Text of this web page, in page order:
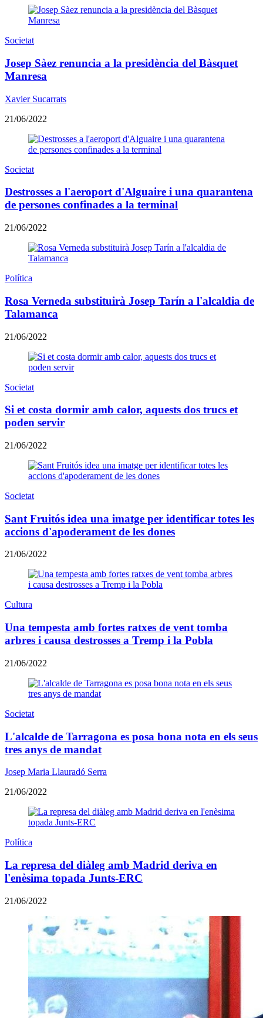
Societat
Josep Sàez renuncia a la presidència del Bàsquet
Manresa
Xavier Sucarrats
21/06/2022
Societat
Destrosses a l'aeroport d'Alguaire i una quarantena
de persones confinades a la terminal
21/06/2022
Política
Rosa Verneda substituirà Josep Tarín a l'alcaldia de
Talamanca
21/06/2022
Societat
Si et costa dormir amb calor, aquests dos trucs et
poden servir
21/06/2022
Societat
Sant Fruitós idea una imatge per identificar totes les
accions d'apoderament de les dones
21/06/2022
Cultura
Una tempesta amb fortes ratxes de vent tomba
arbres i causa destrosses a Tremp i la Pobla
21/06/2022
Societat
L'alcalde de Tarragona es posa bona nota en els seus
tres anys de mandat
Josep Maria Llauradó Serra
21/06/2022
Política
La represa del diàleg amb Madrid deriva en
l'enèsima topada Junts-ERC
21/06/2022